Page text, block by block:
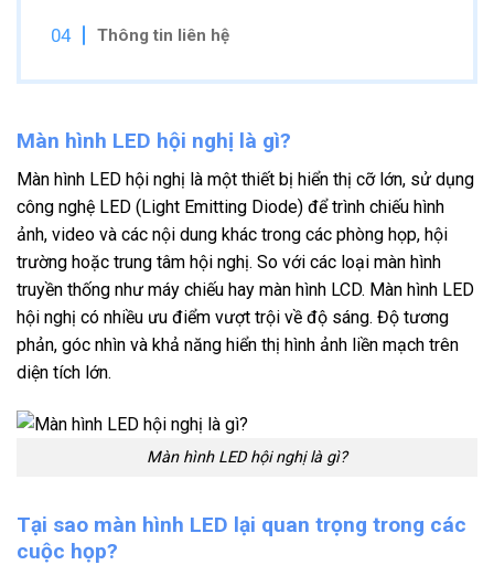
Thông tin liên hệ
Màn hình LED hội nghị là gì?
Màn hình LED hội nghị là một thiết bị hiển thị cỡ lớn, sử dụng
công nghệ LED (Light Emitting Diode) để trình chiếu hình
ảnh, video và các nội dung khác trong các phòng họp, hội
trường hoặc trung tâm hội nghị. So với các loại màn hình
truyền thống như máy chiếu hay màn hình LCD. Màn hình LED
hội nghị có nhiều ưu điểm vượt trội về độ sáng. Độ tương
phản, góc nhìn và khả năng hiển thị hình ảnh liền mạch trên
diện tích lớn.
Màn hình LED hội nghị là gì?
Tại sao màn hình LED lại quan trọng trong các
cuộc họp?